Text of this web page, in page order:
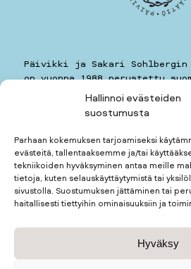
Hallinnoi evästeiden
suostumusta
Parhaan kokemuksen tarjoamiseksi
evästeitä, tallentaaksemme ja/tai
tekniikoiden hyväksyminen antaa meille
tietoja, kuten selauskäyttäytymistä tai
sivustolla. Suostumuksen jättäminen tai
haitallisesti tiettyihin ominaisuuksiin ja
Hyväksy
Päivikki ja Sakari Sohlbergin
on vuonna 1988 perustettu
yleishyödyllinen säätiö.
Kauppiaankatu 11 A 7
00160 HELSINKI
puhelin: 050 5781259
kotimuseon puhelin: 050
Apurahan hakijalle
Kotimuseo